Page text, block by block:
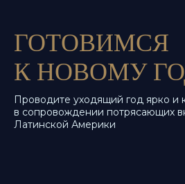
ГОТОВИМСЯ
К НОВОМУ
Проводите уходящий год ярко и
в сопровождении потрясающих
Латинской Америки